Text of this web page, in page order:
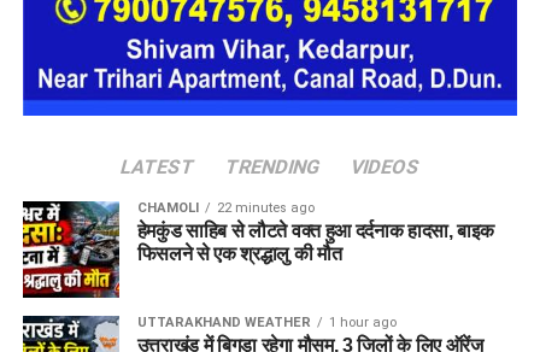
देहरादून पुलिस ने किया गिरफ्तार
देहरादून पुलिस
को ये भी जानकारी मिली है कि वो कई होटलों में ठहरने के
बाद भुगतान किए बिना चला जाता था और होटल कर्मचारियों व सुरक्षा
कर्मियों के साथ भी कथित तौर पर धोखाधड़ी करता था।
LATEST TRENDING VIDEOS
CHAMOLI 22 minutes ago
हेमकुंड साहिब से लौटते वक्त हुआ दर्दनाक हादसा, बाइक
फिसलने से एक श्रद्धालु की मौत
UTTARAKHAND WEATHER 1 hour ago
उत्तराखंड में बिगड़ा रहेगा मौसम, 3 जिलों के लिए ऑरेंज